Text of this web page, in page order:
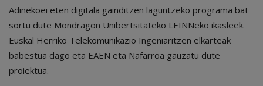
Adinekoei eten digitala gainditzen laguntzeko programa bat
sortu dute Mondragon Unibertsitateko LEINNeko ikasleek.
Euskal Herriko Telekomunikazio Ingeniaritzen elkarteak
babestua dago eta EAEN eta Nafarroa gauzatu dute
proiektua.